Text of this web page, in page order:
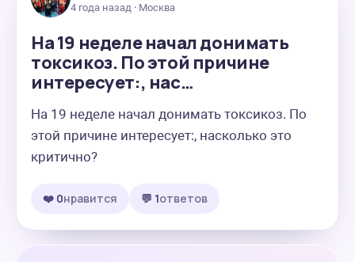
4 года назад · Москва
На 19 неделе начал донимать
токсикоз. По этой причине
интересует:, нас…
На 19 неделе начал донимать токсикоз. По
этой причине интересует:, насколько это
критично?
❤️ 0нравится 💬 1ответов